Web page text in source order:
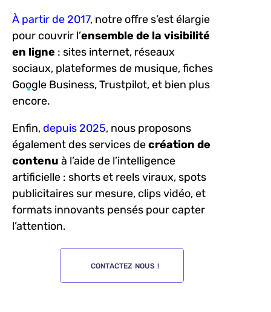
À partir de 2017, notre offre s’est élargie
pour couvrir l’ensemble de la visibilité
en ligne : sites internet, réseaux
sociaux, plateformes de musique, fiches
Google Business, Trustpilot, et bien plus
encore.
Enfin,depuis 2025, nous proposons
également des services decréation de
contenu à l’aide de l’intelligence
artificielle : shorts et reels viraux, spots
publicitaires sur mesure, clips vidéo, et
formats innovants pensés pour capter
l’attention.
CONTACTEZ NOUS !